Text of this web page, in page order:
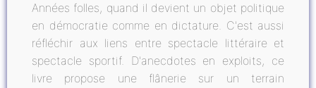
Années folles, quand il devient un objet politique
en démocratie comme en dictature. C'est aussi
réfléchir aux liens entre spectacle littéraire et
spectacle sportif. D'anecdotes en exploits, ce
livre propose une flânerie sur un terrain